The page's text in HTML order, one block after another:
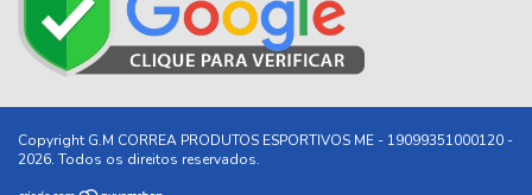
Copyright G.M CORREA PRODUTOS ESPORTIVOS ME - 19099351000120 -
2026. Todos os direitos reservados.